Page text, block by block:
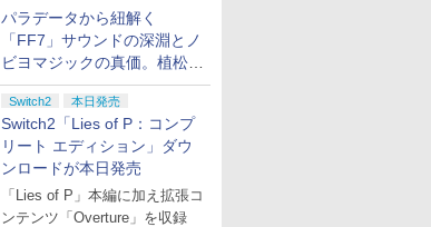
パラデータから紐解く
「FF7」サウンドの深淵とノ
ビヨマジックの真価。植松伸
夫氏による「ff vol.7」一挙レ
ポート
Switch2 本日発売
Switch2「Lies of P：コンプ
リート エディション」ダウ
ンロードが本日発売
「Lies of P」本編に加え拡張コ
ンテンツ「Overture」を収録